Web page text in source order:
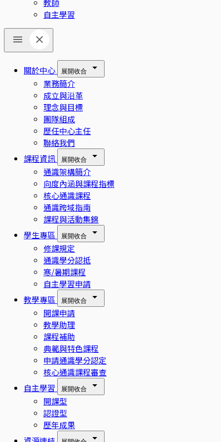
教師
自主學習
關於中心 展開收合
業務簡介
成立與沿革
理念與目標
團隊組成
歷任中心主任
聯絡我們
課程資訊
展開收合
通識架構簡介
向度內涵與課程指標
核心通識課程
通識跨域指南
課程與活動集錦
學生專區
展開收合
修課規定
通識學分認抵
寒/暑期課程
自主學習申請
教學專區
展開收合
開課申請
教學助理
課程補助
典範與特色課程
申請通識學分認定
核心通識課程審查
自主學習
展開收合
開課型
認證型
歷年成果